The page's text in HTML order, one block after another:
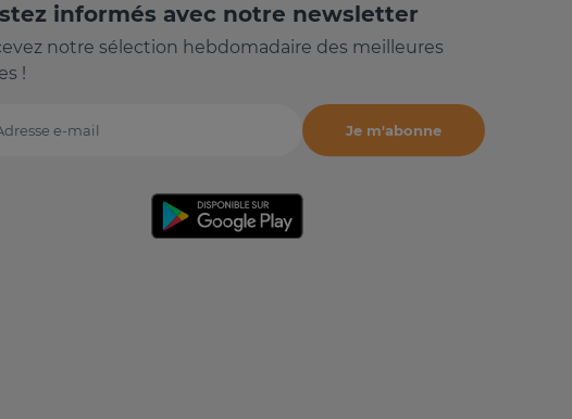
informés avec notre newsletter
notre sélection hebdomadaire des meilleures
!
e-mail
Je m'abonne